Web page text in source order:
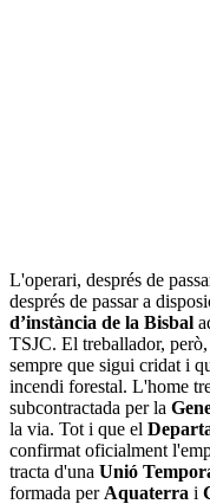
L'operari, després de
després de passar a
d’instància de la Bisbal
TSJC. El treballador,
sempre que sigui cridat i
incendi forestal. L'home
subcontractada per la
la via. Tot i que el
confirmat oficialment
tracta d'una Unió
formada per Aquaterra i